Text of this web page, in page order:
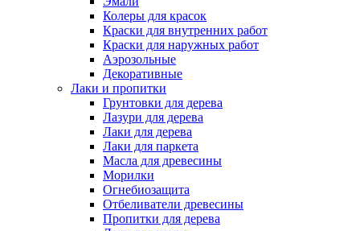
Колеры для красок
Краски для внутренних работ
Краски для наружных работ
Аэрозольные
Декоративные
Лаки и пропитки
Грунтовки для дерева
Лазури для дерева
Лаки для дерева
Лаки для паркета
Масла для древесины
Морилки
Огнебиозащита
Отбеливатели древесины
Пропитки для дерева